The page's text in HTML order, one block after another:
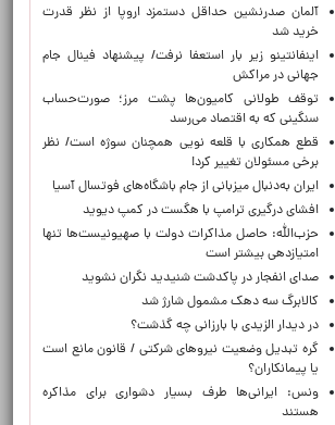
آلمان صدرنشین حداقل دستمزد اروپا از نظر قدرت
خرید شد
اینفانتینو زیر بار استعفا نرفت/ پیشنهاد فینال جام
جهانی در مراکش
توقف طولانی کامیون‌ها پشت مرز؛ صورت‌حساب
سنگینی که به اقتصاد می‌رسد
قطع همکاری با قلعه نویی همچنان سوژه است/ نظر
برخی مسئولان تغییر کرد!
ایران به‌دنبال میزبانی از جام باشگاه‌های فوتسال آسیا
افشای درگیری ترامپ با هگست در کمپ دیوید
حزب‌الله: حاصل مذاکرات دولت با صهیونیست‌ها تنها
امتیازدهی‌ بیشتر است
صدای انفجار در پاکدشت شنیدید نگران نشوید
کالابرگ سه دهک مشمول شارژ شد
در دیدار الزیدی با بارزانی چه گذشت؟
گره تبدیل وضعیت نیروهای شرکتی / قانون مانع است
یا پیمانکاران؟
ونس: ایرانی‌ها طرف بسیار دشواری برای مذاکره
هستند